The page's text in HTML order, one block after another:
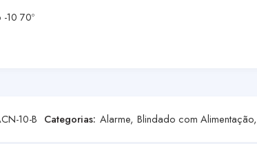
10 70º
10-B Categorias: Alarme, Blindado com Alimentação,